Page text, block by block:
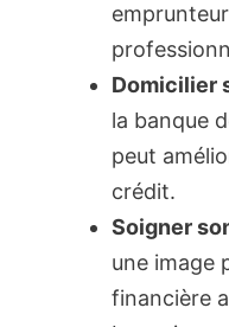
Domicilier
la banque
peut
crédit.
Soigner
une image
financière